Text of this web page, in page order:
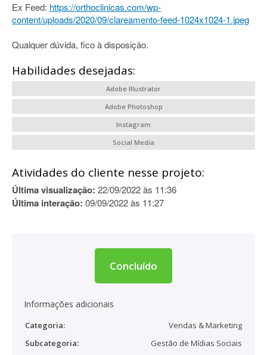
Ex Feed: https://orthoclinicas.com/wp-
content/uploads/2020/09/clareamento-feed-1024x1024-1.jpeg
Qualquer dúvida, fico à disposição.
Habilidades desejadas:
Adobe Illustrator
Adobe Photoshop
Instagram
Social Media
Atividades do cliente nesse projeto:
Última visualização: 22/09/2022 às 11:36
Última interação: 09/09/2022 às 11:27
Concluído
Informações adicionais
Categoria:
Vendas & Marketing
Subcategoria:
Gestão de Mídias Sociais